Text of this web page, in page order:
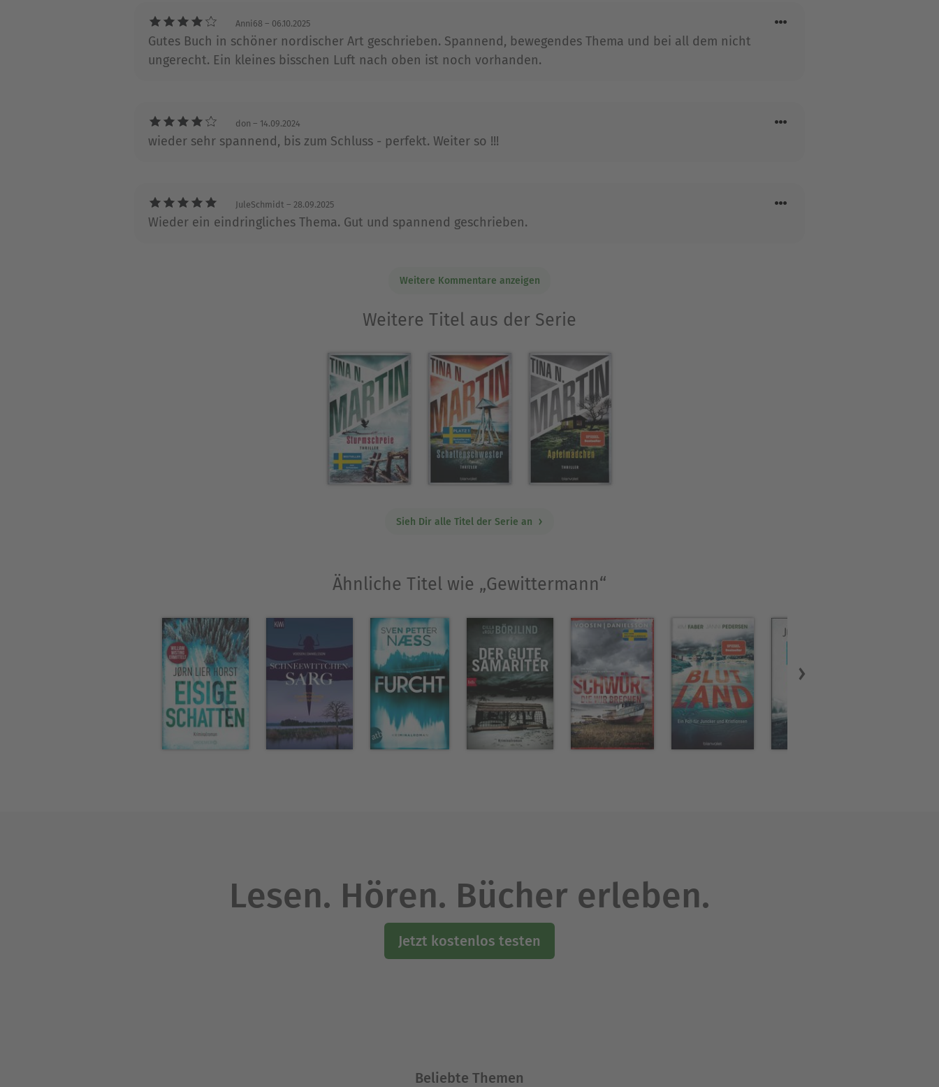
Boden.
Ausblenden
Anni68 – 06.10.2025
Gutes Buch in schöner nordischer Art geschrieben. Spannend, bewegendes Thema und bei all dem nicht
ungerecht. Ein kleines bisschen Luft nach oben ist noch vorhanden.
don – 14.09.2024
wieder sehr spannend, bis zum Schluss - perfekt. Weiter so !!!
JuleSchmidt – 28.09.2025
Wieder ein eindringliches Thema. Gut und spannend geschrieben.
Weitere Kommentare anzeigen
Weitere Titel aus der Serie
Sieh Dir alle Titel der Serie an
Ähnliche Titel wie „Gewittermann“
Lesen. Hören. Bücher erleben.
Jetzt kostenlos testen
Beliebte Themen